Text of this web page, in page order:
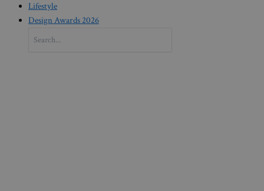
Lifestyle
Design Awards 2026
for: